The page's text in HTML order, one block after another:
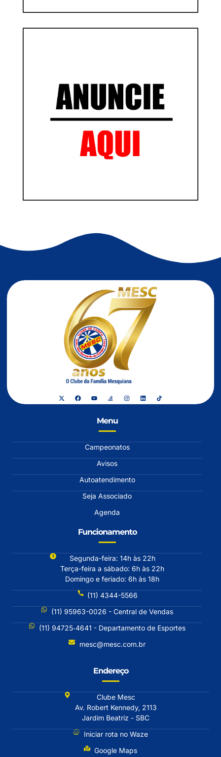
Menu
Campeonatos
Avisos
Autoatendimento
Seja Associado
Agenda
Funcionamento
Segunda-feira: 14h às 22h
Terça-feira a sábado: 6h às 22h
Domingo e feriado: 6h às 18h
(11) 4344-5566
(11) 95963-0026 - Central de Vendas
(11) 94725‐4641 - Departamento de Esportes
mesc@mesc.com.br
Endereço
Clube Mesc
Av. Robert Kennedy, 2113
Jardim Beatriz - SBC
Iniciar rota no Waze
Google Maps